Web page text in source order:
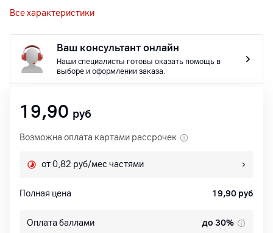
Все характеристики
Ваш консультант онлайн
Наши специалисты готовы оказать помощь в
выборе и оформлении заказа.
19,90 руб
Возможна оплата картами рассрочек
от 0,82 руб/мес частями
Полная цена 19,90 руб
Оплата баллами до 30%